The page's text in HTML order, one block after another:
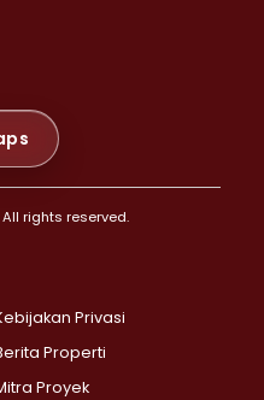
>
>
>
rights reserved.
Privasi
Properti
Proyek